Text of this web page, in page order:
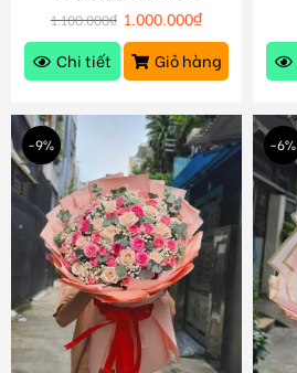
1.100.000₫ 1.000.000₫
Chi tiết
Giỏ hàng
-9% -6%